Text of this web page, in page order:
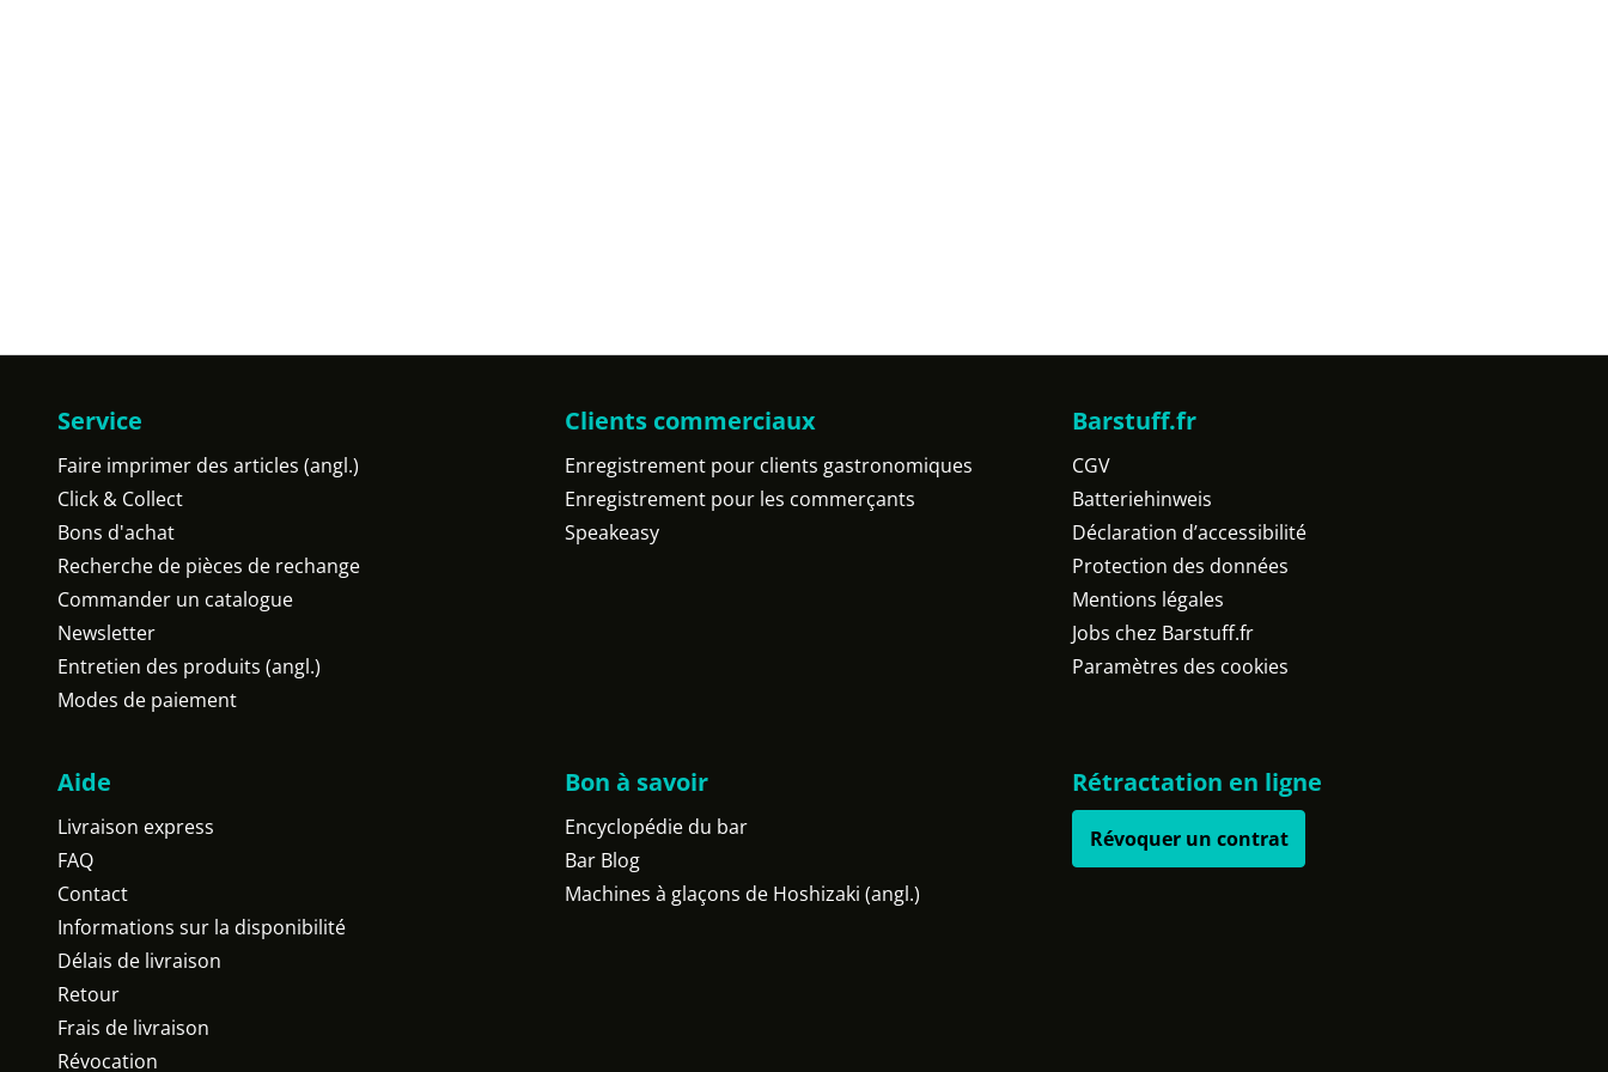
Service
Faire imprimer des articles (angl.)
Click & Collect
Bons d'achat
Recherche de pièces de rechange
Commander un catalogue
Newsletter
Entretien des produits (angl.)
Modes de paiement
Clients commerciaux
Enregistrement pour clients gastronomiques
Enregistrement pour les commerçants
Speakeasy
Barstuff.fr
CGV
Batteriehinweis
Déclaration d’accessibilité
Protection des données
Mentions légales
Jobs chez Barstuff.fr
Paramètres des cookies
Aide
Livraison express
FAQ
Contact
Informations sur la disponibilité
Délais de livraison
Retour
Frais de livraison
Révocation
Bon à savoir
Encyclopédie du bar
Bar Blog
Machines à glaçons de Hoshizaki (angl.)
Rétractation en ligne
Révoquer un contrat